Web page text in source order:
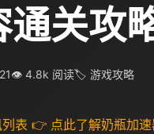
通关攻
👁 4.8k 阅读🏷 游戏攻略
表 👉 点此了解奶瓶加